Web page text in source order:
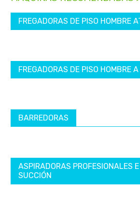
FREGADORAS DE PISO HOMBRE
FREGADORAS DE PISO HOMBRE
BARREDORAS
ASPIRADORAS PROFESIONALES
SUCCIÓN